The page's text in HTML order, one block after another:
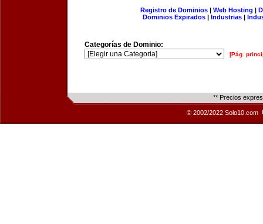
Registro de Dominios| Web Hosting |
Dominios Expirados | Industrias |
Categorías de Dominio:
[Pág.
** Precios
© 2002/2022 Solo10.com